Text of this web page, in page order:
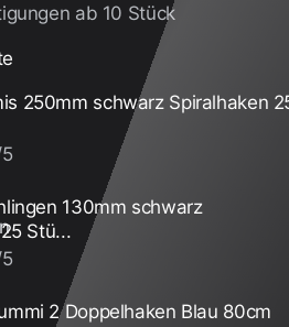
ab 10 Stück
250mm schwarz Spiralhaken
130mm schwarz
Stü...
2 Doppelhaken Blau 80cm